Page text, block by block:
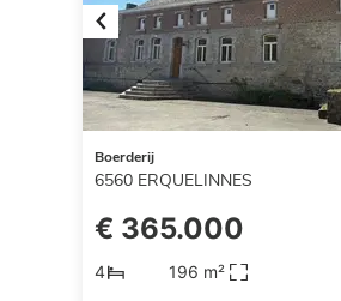
Previous
Boerderij
6560 ERQUELINNES
€ 365.000
4 196 m²